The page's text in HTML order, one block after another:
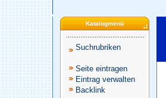
Katalogmenü
Suchrubriken
Seite eintragen
Eintrag verwalten
Backlink